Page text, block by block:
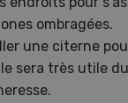
ombragées.
une citerne
sera très utile